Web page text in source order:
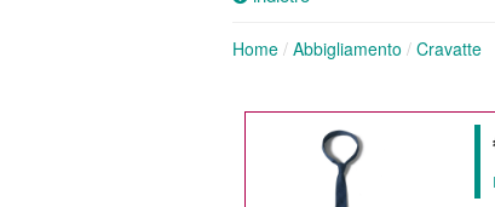
Home / Abbigliamento / Cravatte